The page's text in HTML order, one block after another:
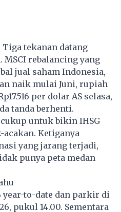
Tiga tekanan datang
MSCI rebalancing yang
jual saham Indonesia,
naik mulai Juni, rupiah
per dolar AS selasa,
tanda berhenti.
untuk bikin IHSG
Ketiganya
yang jarang terjadi,
punya peta medan
year-to-date dan parkir di
pukul 14.00. Sementara